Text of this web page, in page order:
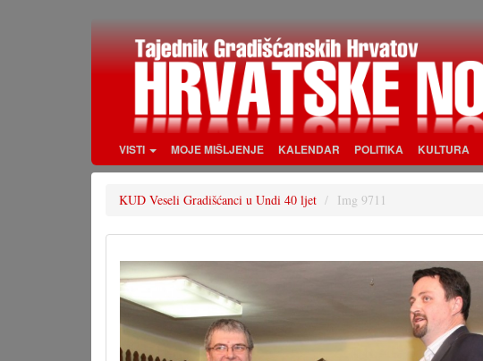
VISTI MOJE MIŠLJENJE KALENDAR POLITIKA KULTURA
KUD Veseli Gradišćanci u Undi 40 ljet Img 9711